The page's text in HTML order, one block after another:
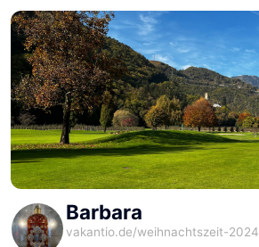
Barbara
vakantio.de/weihnachtszeit-2024